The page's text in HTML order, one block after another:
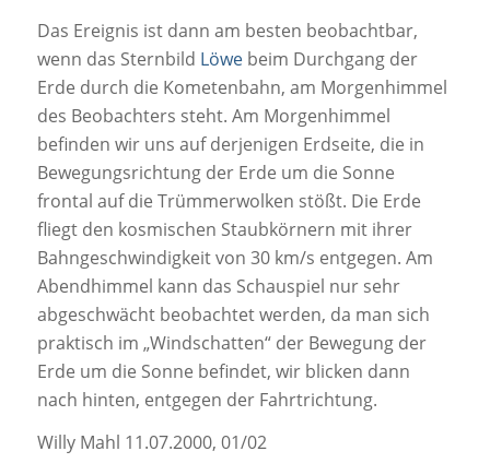
Das Ereignis ist dann am besten beobachtbar,
wenn das Sternbild Löwebeim Durchgang der
Erde durch die Kometenbahn, am Morgenhimmel
des Beobachters steht. Am Morgenhimmel
befinden wir uns auf derjenigen Erdseite, die in
Bewegungsrichtung der Erde um die Sonne
frontal auf die Trümmerwolken stößt. Die Erde
fliegt den kosmischen Staubkörnern mit ihrer
Bahngeschwindigkeit von 30 km/s entgegen. Am
Abendhimmel kann das Schauspiel nur sehr
abgeschwächt beobachtet werden, da man sich
praktisch im „Windschatten“ der Bewegung der
Erde um die Sonne befindet, wir blicken dann
nach hinten, entgegen der Fahrtrichtung.
Willy Mahl 11.07.2000, 01/02